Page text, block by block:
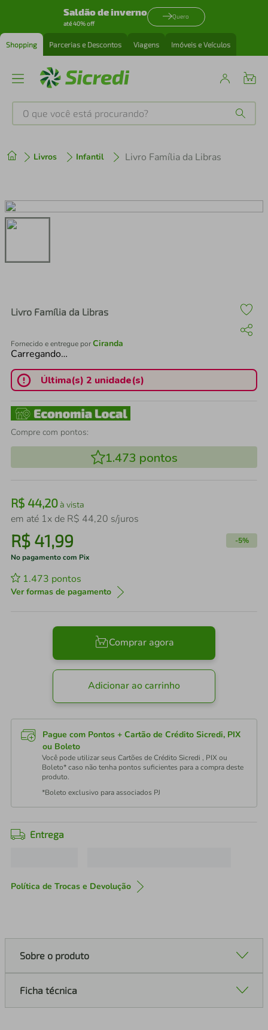
Saldão de inverno
até 40% off
Quero
Shopping Parcerias e Descontos Viagens Imóveis e Veículos
O que você está procurando?
Livros Infantil Livro Família da Libras
Livro Família da Libras
Fornecido e entregue porCiranda
Carregando…
Última(s) 2 unidade(s)
Compre com pontos:
1.473 pontos
R$ 44,20à vista
em até 1x de R$ 44,20 s/juros
R$ 41,99 -5%
No pagamento com Pix
1.473 pontos
Ver formas de pagamento
Comprar agora
Adicionar ao carrinho
Pague com Pontos + Cartão de Crédito Sicredi, PIX
ou Boleto
Você pode utilizar seus Cartões de Crédito Sicredi , PIX ou
Boleto* caso não tenha pontos suficientes para a compra deste
produto.
*Boleto exclusivo para associados PJ
Entrega
Política de Trocas e Devolução
Sobre o produto
Ficha técnica
2º cafeteira